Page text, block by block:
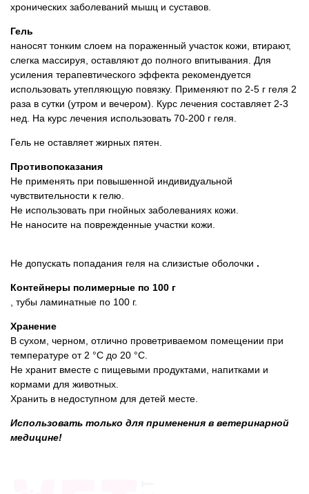
хронических заболеваний мышц и суставов.
Гель
наносят тонким слоем на пораженный участок кожи, втирают,
слегка массируя, оставляют до полного впитывания. Для
усиления терапевтического эффекта рекомендуется
использовать утепляющую повязку. Применяют по 2-5 г геля 2
раза в сутки (утром и вечером). Курс лечения составляет 2-3
нед. На курс лечения использовать 70-200 г геля.
Гель не оставляет жирных пятен.
Противопоказания
Не применять при повышенной индивидуальной
чувствительности к гелю.
Не использовать при гнойных заболеваниях кожи.
Не наносите на поврежденные участки кожи.
Не допускать попадания геля на слизистые оболочки .
Контейнеры полимерные по 100 г
, тубы ламинатные по 100 г.
Хранение
В сухом, черном, отлично проветриваемом помещении при
температуре от 2 °С до 20 °С.
Не хранит вместе с пищевыми продуктами, напитками и
кормами для животных.
Хранить в недоступном для детей месте.
Использовать только для применения в ветеринарной
медицине!